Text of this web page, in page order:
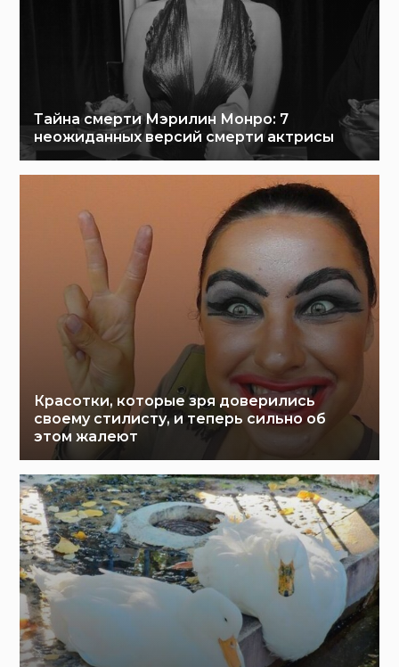
Тайна смерти Мэрилин Монро: 7
неожиданных версий смерти актрисы
Красотки, которые зря доверились
своему стилисту, и теперь сильно об
этом жалеют